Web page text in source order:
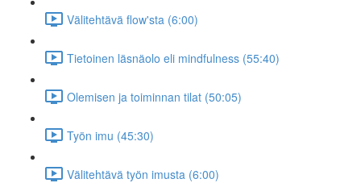
Välitehtävä flow'sta (6:00)
Tietoinen läsnäolo eli mindfulness (55:40)
Olemisen ja toiminnan tilat (50:05)
Työn imu (45:30)
Välitehtävä työn imusta (6:00)